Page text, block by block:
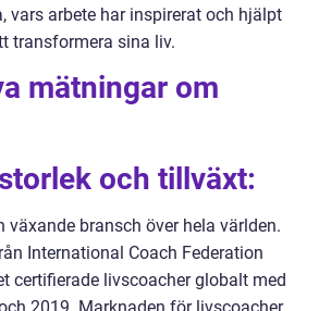
vars arbete har inspirerat och hjälpt
transformera sina liv.
mätningar om
och tillväxt:
växande bransch över hela världen.
International Coach Federation
certifierade livscoacher globalt med